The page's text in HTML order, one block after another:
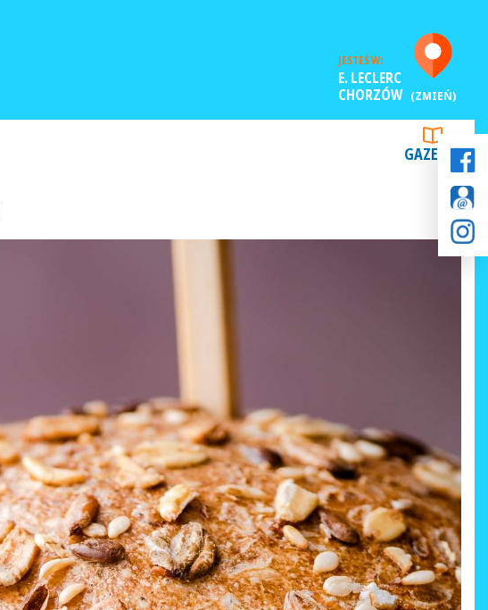
JESTEŚ W:
E. LECLERC
CHORZÓW (ZMIEŃ)
GAZETKI